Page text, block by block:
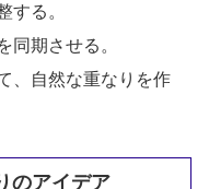
する。
同期させる。
、自然な重なりを作
のアイデア